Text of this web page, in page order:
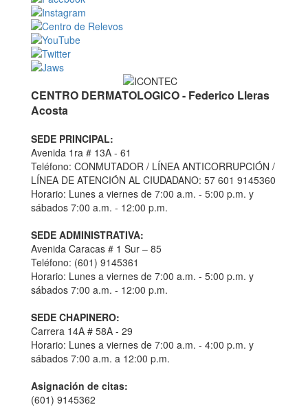
CENTRO DERMATOLOGICO - Federico Lleras
Acosta
SEDE PRINCIPAL:
Avenida 1ra # 13A - 61
Teléfono: CONMUTADOR / LÍNEA ANTICORRUPCIÓN /
LÍNEA DE ATENCIÓN AL CIUDADANO: 57 601 9145360
Horario: Lunes a viernes de 7:00 a.m. - 5:00 p.m. y
sábados 7:00 a.m. - 12:00 p.m.
SEDE ADMINISTRATIVA:
Avenida Caracas # 1 Sur – 85
Teléfono: (601) 9145361
Horario: Lunes a viernes de 7:00 a.m. - 5:00 p.m. y
sábados 7:00 a.m. - 12:00 p.m.
SEDE CHAPINERO:
Carrera 14A # 58A - 29
Horario: Lunes a viernes de 7:00 a.m. - 4:00 p.m. y
sábados 7:00 a.m. a 12:00 p.m.
Asignación de citas:
(601) 9145362